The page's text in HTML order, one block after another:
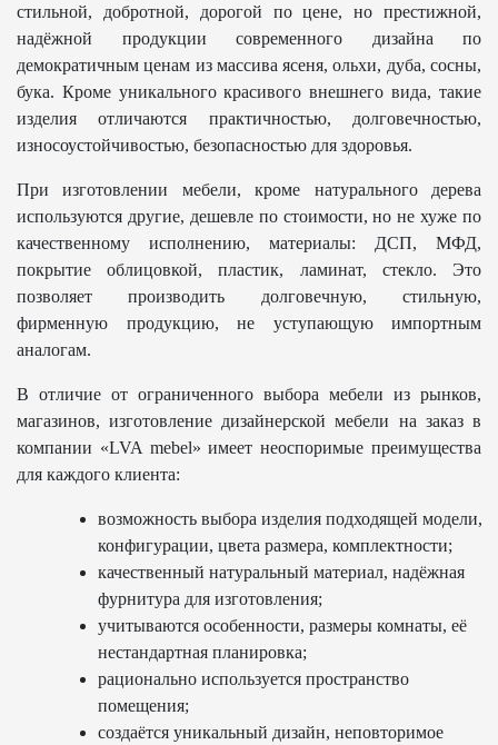
стильной, добротной, дорогой по цене, но престижной,
надёжной продукции современного дизайна по
демократичным ценам из массива ясеня, ольхи, дуба, сосны,
бука. Кроме уникального красивого внешнего вида, такие
изделия отличаются практичностью, долговечностью,
износоустойчивостью, безопасностью для здоровья.
При изготовлении мебели, кроме натурального дерева
используются другие, дешевле по стоимости, но не хуже по
качественному исполнению, материалы: ДСП, МФД,
покрытие облицовкой, пластик, ламинат, стекло. Это
позволяет производить долговечную, стильную,
фирменную продукцию, не уступающую импортным
аналогам.
В отличие от ограниченного выбора мебели из рынков,
магазинов, изготовление дизайнерской мебели на заказ в
компании «LVA mebel» имеет неоспоримые преимущества
для каждого клиента:
возможность выбора изделия подходящей модели,
конфигурации, цвета размера, комплектности;
качественный натуральный материал, надёжная
фурнитура для изготовления;
учитываются особенности, размеры комнаты, её
нестандартная планировка;
рационально используется пространство
помещения;
создаётся уникальный дизайн, неповторимое